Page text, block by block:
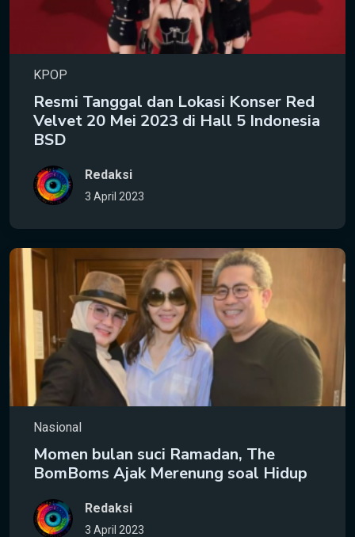
KPOP
Resmi Tanggal dan Lokasi Konser Red
Velvet 20 Mei 2023 di Hall 5 Indonesia
BSD
Redaksi
3 April 2023
Nasional
Momen bulan suci Ramadan, The
BomBoms Ajak Merenung soal Hidup
Redaksi
3 April 2023